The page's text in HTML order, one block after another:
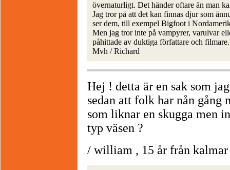
övernaturligt. Det händer oftare än man
Jag tror på att det kan finnas djur som
ser dem, till exempel Bigfoot i
Men jag tror inte på vampyrer, varulvar
påhittade av duktiga författare och filmare.
Mvh / Richard
Hej ! detta är en sak som
sedan att folk har nån gång
som liknar en skugga men
typ väsen ?
/ william , 15 år från kalmar